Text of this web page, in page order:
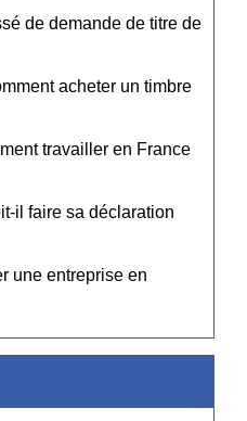
de demande de titre de
acheter un timbre
travailler en France
il faire sa déclaration
une entreprise en